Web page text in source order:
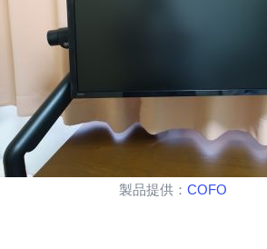
製品提供：COFO